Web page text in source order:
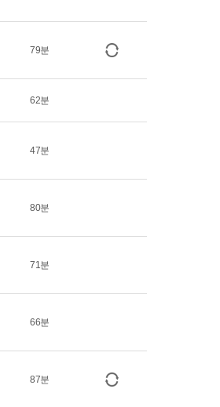
79분
62분
47분
80분
71분
66분
87분